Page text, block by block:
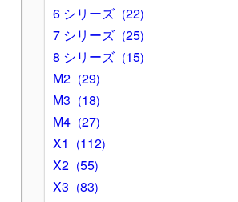
6 シリーズ
22
7 シリーズ
25
8 シリーズ
15
M2
29
M3
18
M4
27
X1
112
X2
55
X3
83